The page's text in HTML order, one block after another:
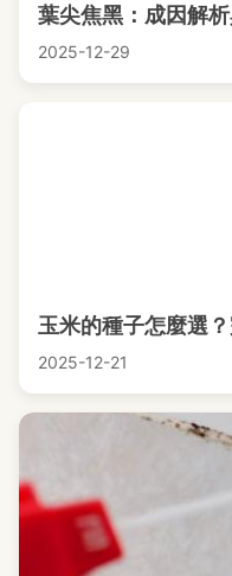
葉尖焦黑：成因解
2025-12-29
玉米的種子怎麼選
2025-12-21